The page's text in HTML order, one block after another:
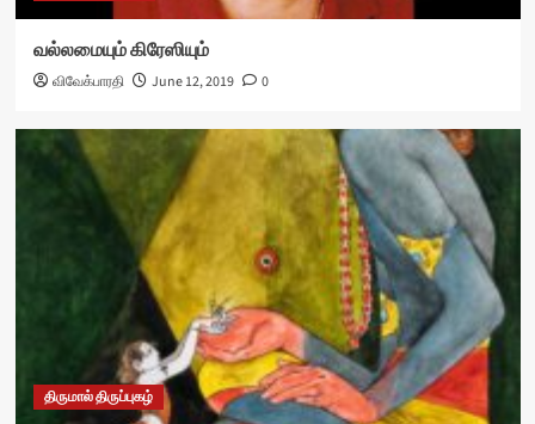
வல்லமையும் கிரேஸியும்
விவேக்பாரதி June 12, 2019 0
திருமால் திருப்புகழ்